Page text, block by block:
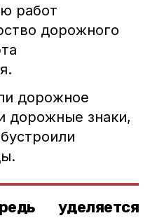
работ
дорожного
дорожное
дорожные знаки,
уделяется